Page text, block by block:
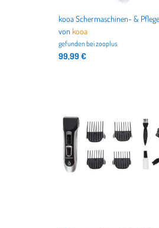
vonkooa
gefunden beizooplus
99,99 €